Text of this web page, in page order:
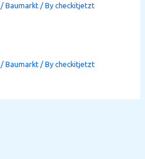
/Baumarkt / Bycheckitjetzt
/Baumarkt / Bycheckitjetzt